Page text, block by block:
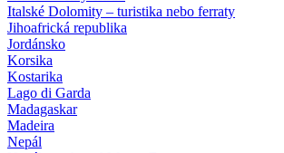
Italské Dolomity – turistika nebo ferraty
Jihoafrická republika
Jordánsko
Korsika
Kostarika
Lago di Garda
Madagaskar
Madeira
Nepál